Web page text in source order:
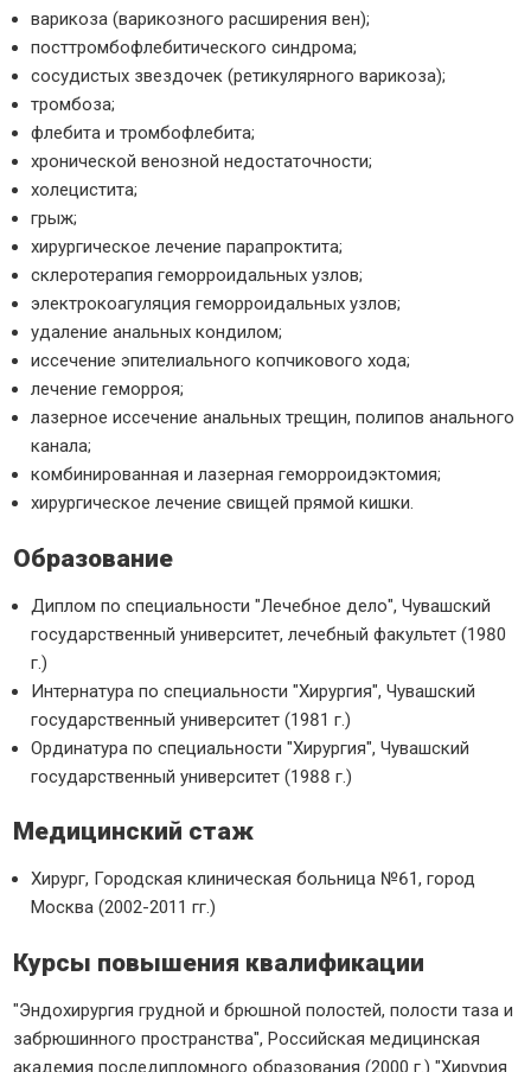
варикоза (варикозного расширения вен);
посттромбофлебитического синдрома;
сосудистых звездочек (ретикулярного варикоза);
тромбоза;
флебита и тромбофлебита;
хронической венозной недостаточности;
холецистита;
грыж;
хирургическое лечение парапроктита;
склеротерапия геморроидальных узлов;
электрокоагуляция геморроидальных узлов;
удаление анальных кондилом;
иссечение эпителиального копчикового хода;
лечение геморроя;
лазерное иссечение анальных трещин, полипов анального
канала;
комбинированная и лазерная геморроидэктомия;
хирургическое лечение свищей прямой кишки.
Образование
Диплом по специальности "Лечебное дело", Чувашский
государственный университет, лечебный факультет (1980
г.)
Интернатура по специальности "Хирургия", Чувашский
государственный университет (1981 г.)
Ординатура по специальности "Хирургия", Чувашский
государственный университет (1988 г.)
Медицинский стаж
Хирург, Городская клиническая больница №61, город
Москва (2002-2011 гг.)
Курсы повышения квалификации
"Эндохирургия грудной и брюшной полостей, полости таза и
забрюшинного пространства", Российская медицинская
академия последипломного образования (2000 г.) "Хирурия